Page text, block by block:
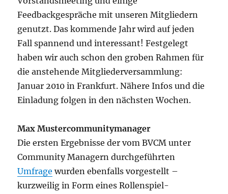
Feedbackgespräche mit unseren Mitgliedern
genutzt. Das kommende Jahr wird auf jeden
Fall spannend und interessant! Festgelegt
haben wir auch schon den groben Rahmen für
die anstehende Mitgliederversammlung:
Januar 2010 in Frankfurt. Nähere Infos und die
Einladung folgen in den nächsten Wochen.
Max Mustercommunitymanager
Die ersten Ergebnisse der vom BVCM unter
Community Managern durchgeführten
Umfrage wurden ebenfalls vorgestellt –
kurzweilig in Form eines Rollenspiel-